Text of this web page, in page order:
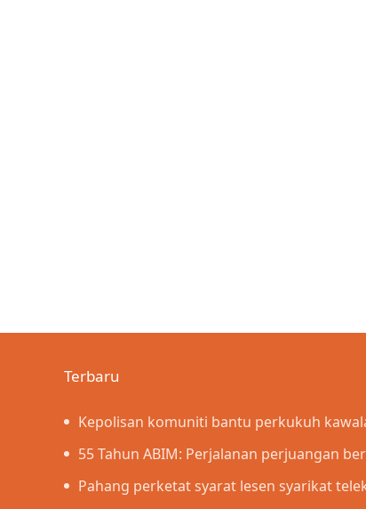
Terbaru
Kepolisan komuniti bantu perkukuh
penyeludupan
55 Tahun ABIM: Perjalanan perjuangan
Islamiah – PM
Pahang perketat syarat lesen syarikat